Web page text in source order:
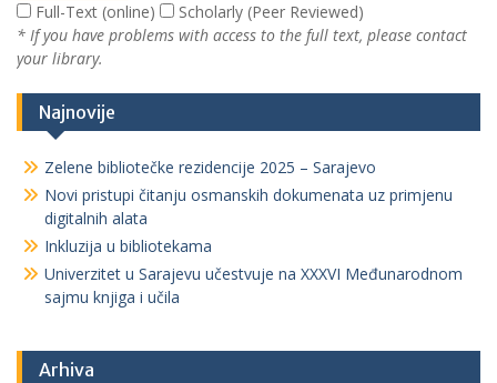
Full-Text (online)
Scholarly (Peer Reviewed)
* If you have problems with access to the full text, please contact
your library.
Najnovije
Zelene bibliotečke rezidencije 2025 – Sarajevo
Novi pristupi čitanju osmanskih dokumenata uz primjenu
digitalnih alata
Inkluzija u bibliotekama
Univerzitet u Sarajevu učestvuje na XXXVI Međunarodnom
sajmu knjiga i učila
Arhiva